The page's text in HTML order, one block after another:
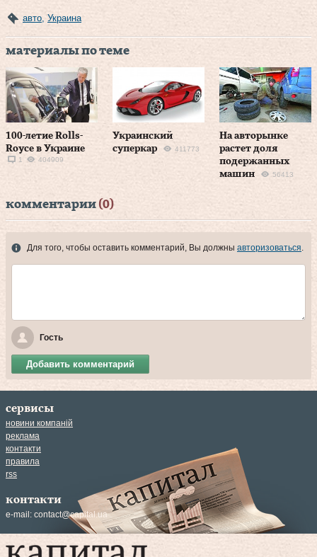
авто, Украина
материалы по теме
100-летие Rolls-
Royce в Украине
1 404909
Украинский
суперкар
411773
На авторынке
растет доля
подержанных
машин
56413
комментарии (0)
Для того, чтобы оставить комментарий, Вы должны авторизоваться
Гость
Добавить комментарий
сервисы
новини компаній
реклама
контакти
правила
rss
контакти
e-mail: contact@capital.ua